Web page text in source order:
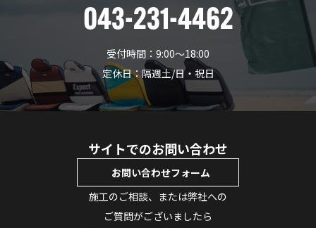
043-231-4462
受付時間：9:00〜18:00
定休日：隔週土/日・祝日
サイトでのお問い合わせ
お問い合わせフォーム
施工のご相談、または弊社への
ご質問がございましたら